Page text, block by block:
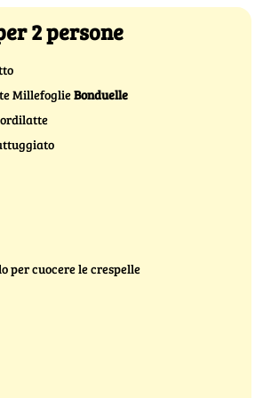
2 persone
MillefoglieBonduelle
per cuocere le crespelle